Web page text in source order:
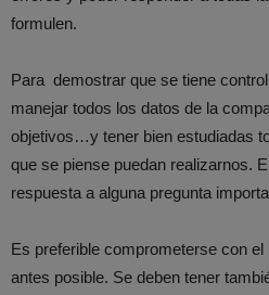
formulen.
Para demostrar que se tiene
manejar todos los datos de la
objetivos…y tener bien estudiadas
que se piense puedan realizarnos.
respuesta a alguna pregunta
Es preferible comprometerse con
antes posible. Se deben tener